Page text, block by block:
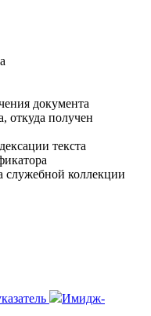
документа
откуда получен
текста
служебной коллекции
Имидж-